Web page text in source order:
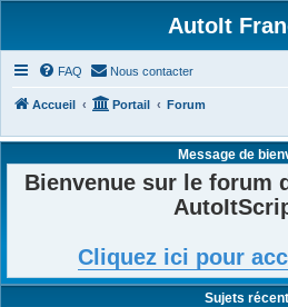
AutoIt
FAQ Nous contacter
Accueil Portail Forum
Message de
Bienvenue sur le forum
Cliquez ici pour
Sujets